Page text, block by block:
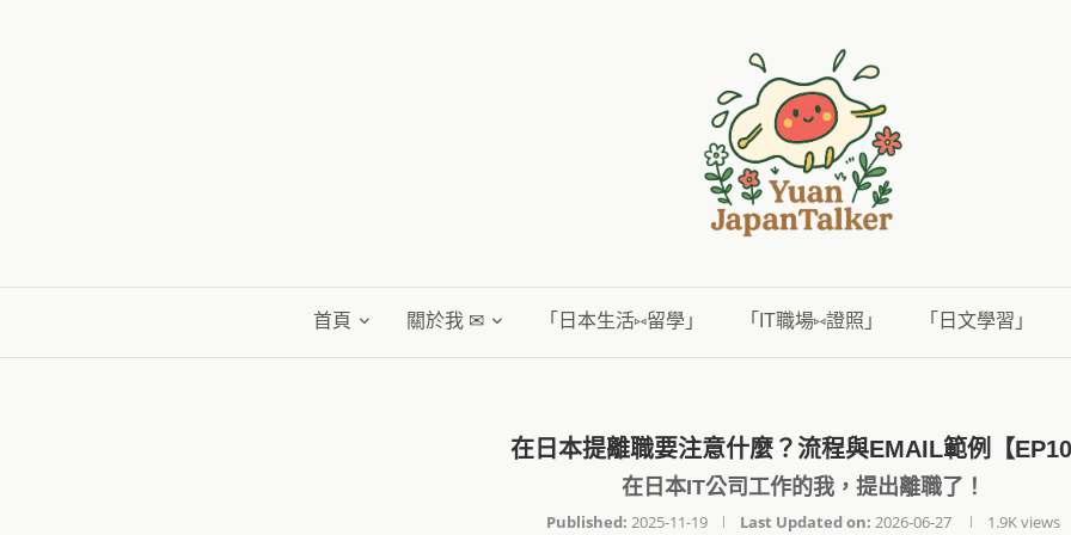
首頁 關於我 ✉ 「日本生活⑅留學」 「IT職場⑅證照」 「日文學習」
在日本提離職要注意什麼？流程與EMAIL範例【EP10
在日本IT公司工作的我，提出離職了！
Published: 2025-11-19 Last Updated on: 2026-06-27 1.9Kviews